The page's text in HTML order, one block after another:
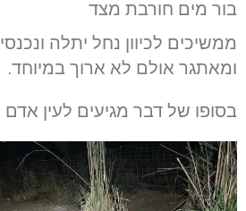
בור מים חורבת מצד
ממשיכים לכיוון נחל יתלה
ומאתגר אולם לא ארוך במיוחד.
בסופו של דבר מגיעים לעין אדם